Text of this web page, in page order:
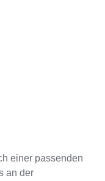
einer passenden
an der